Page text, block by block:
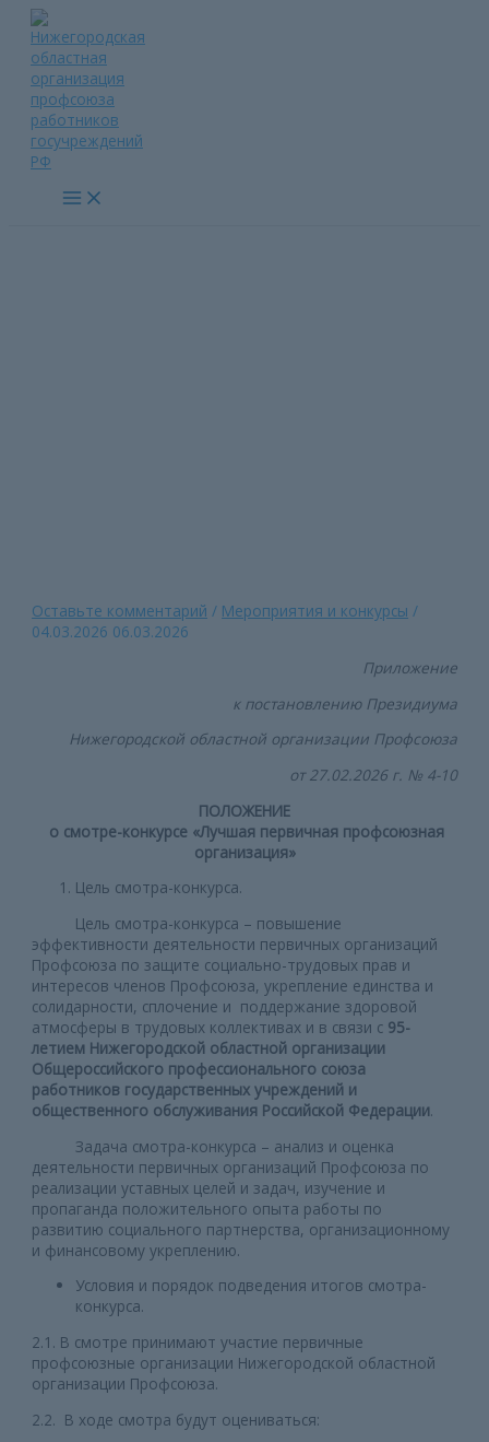
Перейти
содержимому
Main
Menu
Оставьте комментарий / Мероприятия и конкурсы /
04.03.2026 06.03.2026
Приложение
к постановлению Президиума
Нижегородской областной организации Профсоюза
от 27.02.2026 г. № 4-10
ПОЛОЖЕНИЕ
о смотре-конкурсе «Лучшая первичная профсоюзная
организация»
Цель смотра-конкурса.
Цель смотра-конкурса – повышение
эффективности деятельности первичных организаций
Профсоюза по защите социально-трудовых прав и
интересов членов Профсоюза, укрепление единства и
солидарности, сплочение и поддержание здоровой
атмосферы в трудовых коллективах и в связи с 95-
летием Нижегородской областной организации
Общероссийского профессионального союза
работников государственных учреждений и
общественного обслуживания Российской Федерации.
Задача смотра-конкурса – анализ и оценка
деятельности первичных организаций Профсоюза по
реализации уставных целей и задач, изучение и
пропаганда положительного опыта работы по
развитию социального партнерства, организационному
и финансовому укреплению.
Условия и порядок подведения итогов смотра-
конкурса.
2.1. В смотре принимают участие первичные
профсоюзные организации Нижегородской областной
организации Профсоюза.
2.2. В ходе смотра будут оцениваться: